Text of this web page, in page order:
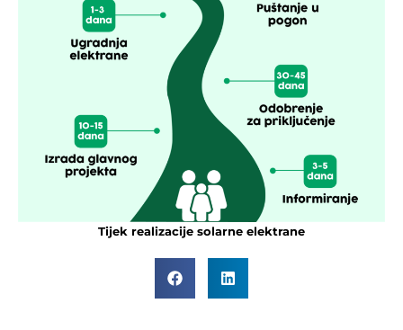
Tijek realizacije solarne elektrane